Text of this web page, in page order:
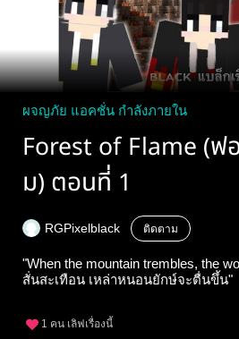
ผจญภัย แอคชั่น กำลังภายใน
Forest of Flame (ฟ
ม) ตอนที่ 1
RGPixelblack ติดตาม
"When the mountain trembles, the
สั่นสะเทือน เหล่าหนอนยักษ์จะตื่นขึ้น"
1 คน เลิฟเรื่องนี้